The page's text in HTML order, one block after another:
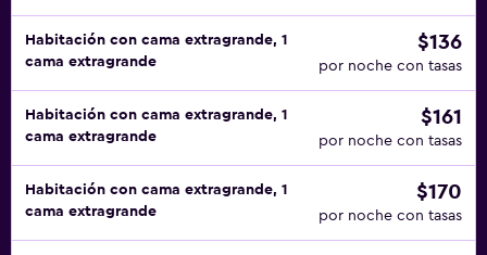
Habitación con cama extragrande, 1
cama extragrande
$136
por noche con tasas
Habitación con cama extragrande, 1
cama extragrande
$161
por noche con tasas
Habitación con cama extragrande, 1
cama extragrande
$170
por noche con tasas